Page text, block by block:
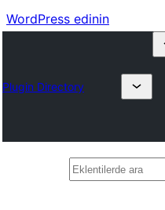
WordPress edinin
Plugin Directory
Eklentilerde